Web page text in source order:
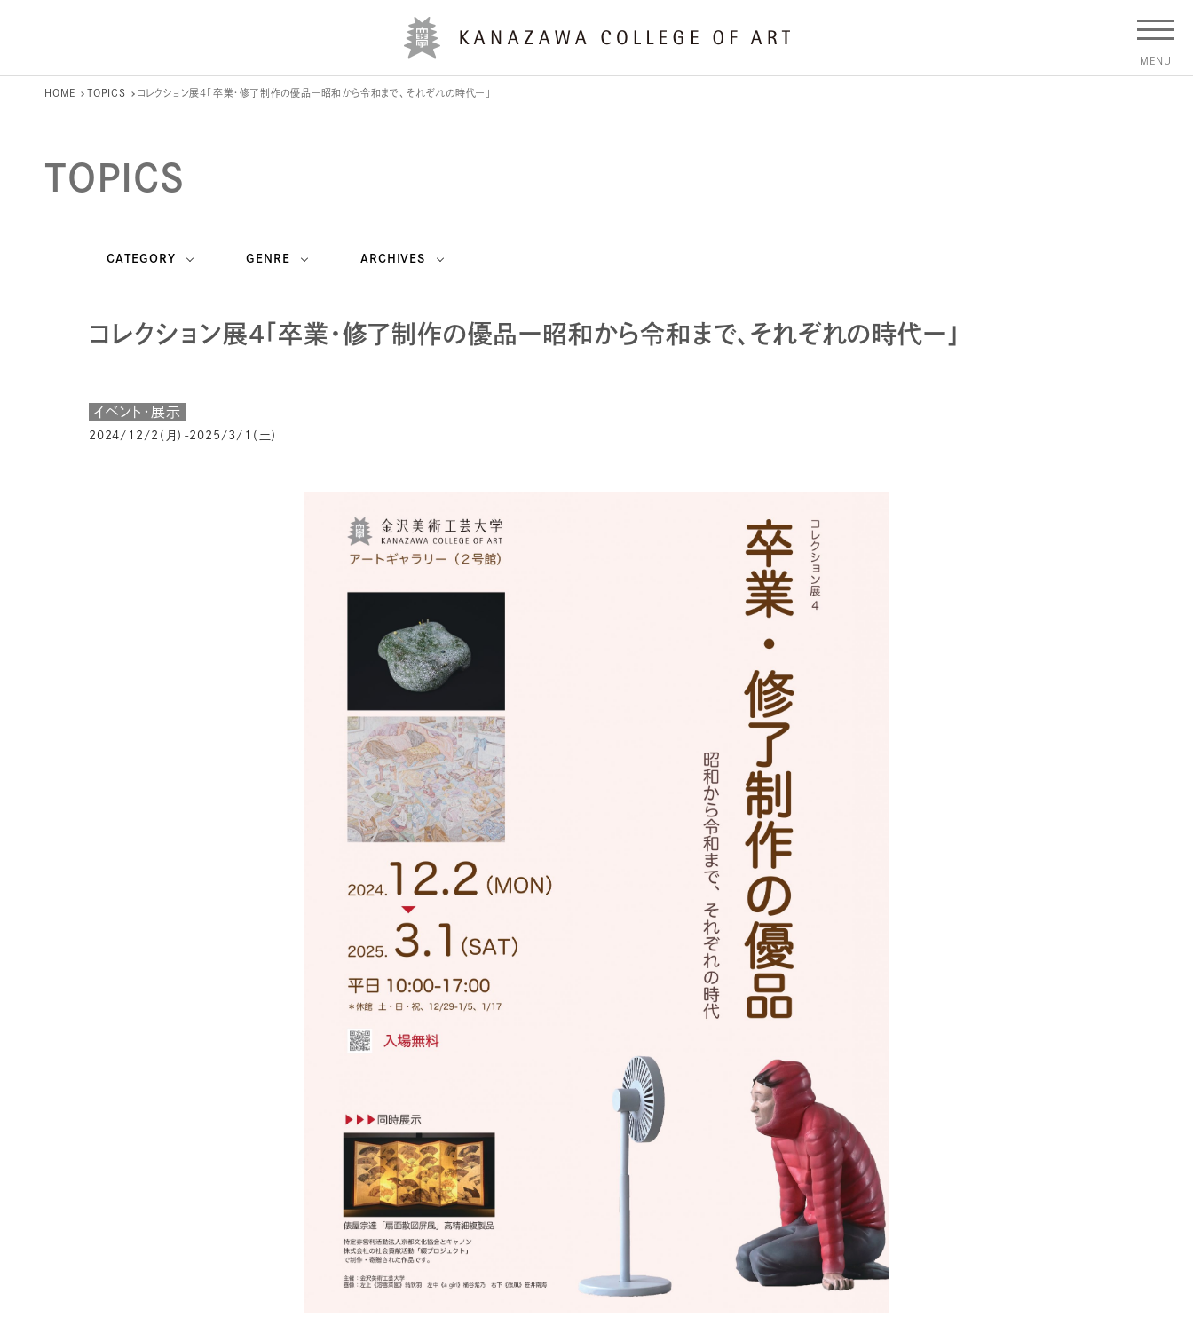
HOME TOPICS コレクション展4「卒業・修了制作の優品ー昭和から令和まで、それぞれの時代ー」
TOPICS
CATEGORY GENRE ARCHIVES
コレクション展4「卒業・修了制作の優品ー昭和から令和まで、それぞれの時代ー」
イベント・展示
2024/12/2（月）-2025/3/1（土）